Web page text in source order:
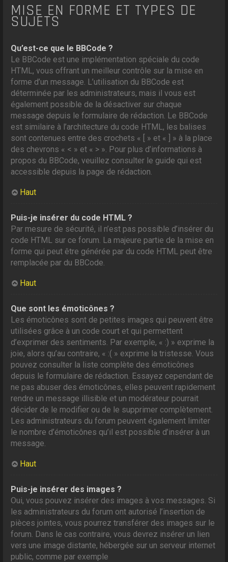
MISE EN FORME ET TYPES DE
SUJETS
Qu’est-ce que le BBCode ?
Le BBCode est une implémentation spéciale du code
HTML, vous offrant un meilleur contrôle sur la mise en
forme d’un message. L’utilisation du BBCode est
déterminée par les administrateurs, mais il vous est
également possible de la désactiver sur chaque
message depuis le formulaire de rédaction. Le BBCode
est similaire à l’architecture du code HTML, les balises
sont contenues entre des crochets « [ » et « ] » à la place
des chevrons « < » et « > ». Pour plus d’informations à
propos du BBCode, veuillez consulter le guide qui est
accessible depuis la page de rédaction.
Haut
Puis-je insérer du code HTML ?
Par mesure de sécurité, il n’est pas possible d’insérer du
code HTML sur ce forum. La majeure partie de la mise en
forme qui peut être générée par du code HTML peut être
remplacée par du BBCode.
Haut
Que sont les émoticônes ?
Les émoticônes sont de petites images qui peuvent être
utilisées grâce à un code court et qui permettent
d’exprimer des sentiments. Par exemple, « :) » exprime la
joie, alors qu’au contraire, « :( » exprime la tristesse. Vous
pouvez consulter la liste complète des émoticônes
depuis le formulaire de rédaction. Essayez cependant de
ne pas abuser des émoticônes, elles peuvent rapidement
rendre un message illisible et un modérateur pourrait
décider de le modifier ou de le supprimer complètement.
Les administrateurs du forum peuvent également limiter
le nombre d’émoticônes qu’il est possible d’insérer à un
message.
Haut
Puis-je insérer des images ?
Oui, vous pouvez insérer des images à vos messages. Si
les administrateurs du forum ont autorisé l’insertion de
pièces jointes, vous pourrez transférer des images sur le
forum. Dans le cas contraire, vous devrez insérer un lien
vers une image distante, hébergée sur un serveur internet
public, comme par exemple